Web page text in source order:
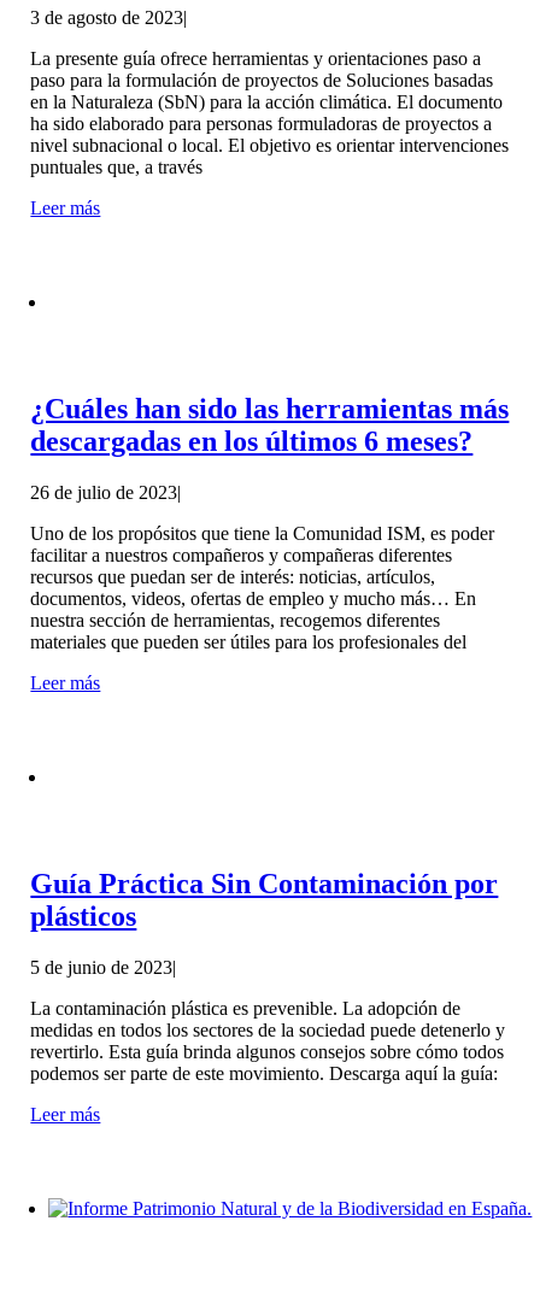
3 de agosto de 2023|
La presente guía ofrece herramientas y orientaciones paso a
paso para la formulación de proyectos de Soluciones basadas
en la Naturaleza (SbN) para la acción climática. El documento
ha sido elaborado para personas formuladoras de proyectos a
nivel subnacional o local. El objetivo es orientar intervenciones
puntuales que, a través
Leer más
¿Cuáles han sido las herramientas más
descargadas en los últimos 6 meses?
26 de julio de 2023|
Uno de los propósitos que tiene la Comunidad ISM, es poder
facilitar a nuestros compañeros y compañeras diferentes
recursos que puedan ser de interés: noticias, artículos,
documentos, videos, ofertas de empleo y mucho más… En
nuestra sección de herramientas, recogemos diferentes
materiales que pueden ser útiles para los profesionales del
Leer más
Guía Práctica Sin Contaminación por
plásticos
5 de junio de 2023|
La contaminación plástica es prevenible. La adopción de
medidas en todos los sectores de la sociedad puede detenerlo y
revertirlo. Esta guía brinda algunos consejos sobre cómo todos
podemos ser parte de este movimiento. Descarga aquí la guía:
Leer más